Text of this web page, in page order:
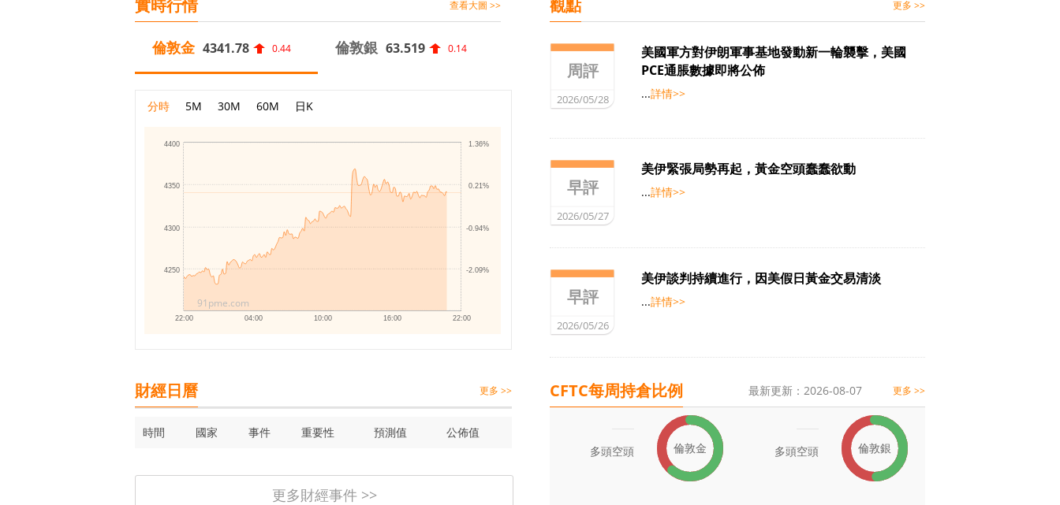
實時行情 查看大圖 >>
倫敦金 4341.78 0.44 倫敦銀 63.519 0.14
分時 5M 30M 60M 日K
91pme.com
4250
4300
4350
4400
-2.09%
-0.94%
0.21%
1.36%
22:00 04:00 10:00 16:00 22:00
觀點 更多 >>
周評
2026/05/28
美國軍方對伊朗軍事基地發動新一輪襲擊，美國
PCE通脹數據即將公佈
...詳情>>
早評
2026/05/27
美伊緊張局勢再起，黃金空頭蠢蠢欲動
...詳情>>
早評
2026/05/26
美伊談判持續進行，因美假日黃金交易清淡
...詳情>>
財經日曆 更多 >>
時間 國家 事件 重要性 預測值 公佈值
更多財經事件 >>
CFTC每周持倉比例 更多 >>
最新更新：2026-08-07
多頭空頭 倫敦金 多頭空頭 倫敦銀